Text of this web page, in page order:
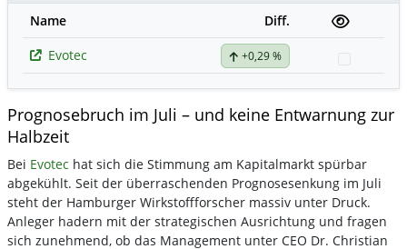
Name
Diff.
Evotec
+0,29 %
Prognosebruch im Juli – und keine Entwarnung zur
Halbzeit
Bei Evotec hat sich die Stimmung am Kapitalmarkt spürbar
abgekühlt. Seit der überraschenden Prognosesenkung im Juli
steht der Hamburger Wirkstoffforscher massiv unter Druck.
Anleger hadern mit der strategischen Ausrichtung und fragen
sich zunehmend, ob das Management unter CEO Dr. Christian